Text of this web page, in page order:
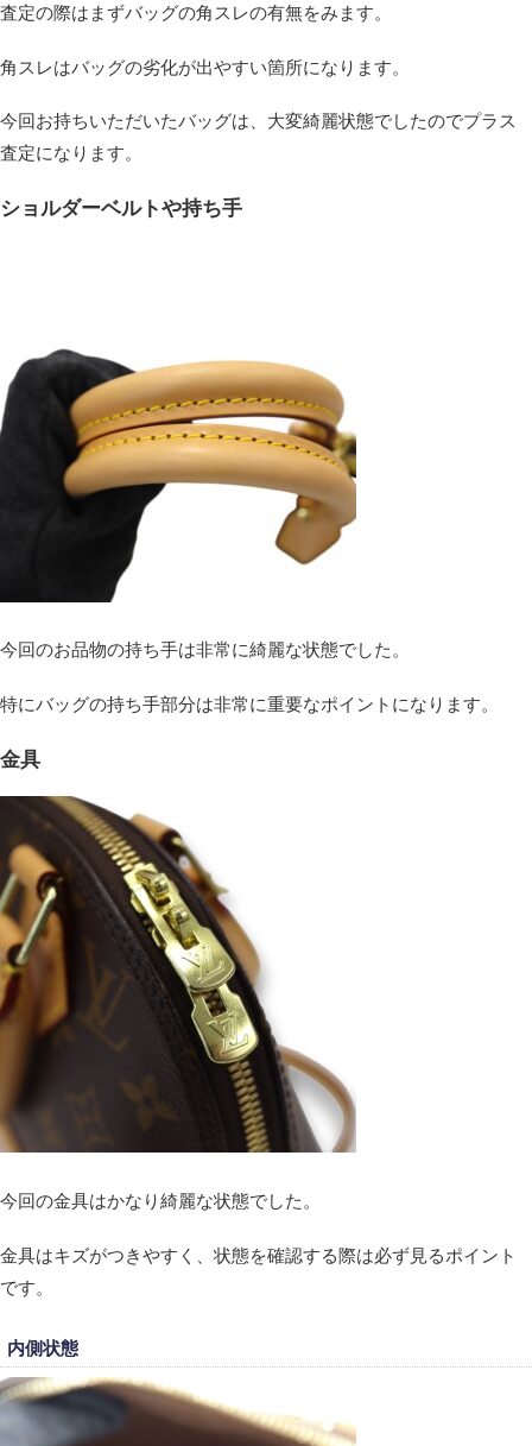
査定の際はまずバッグの角スレの有無をみます。
角スレはバッグの劣化が出やすい箇所になります。
今回お持ちいただいたバッグは、大変綺麗状態でしたのでプラス
査定になります。
ショルダーベルトや持ち手
今回のお品物の持ち手は非常に綺麗な状態でした。
特にバッグの持ち手部分は非常に重要なポイントになります。
金具
今回の金具はかなり綺麗な状態でした。
金具はキズがつきやすく、状態を確認する際は必ず見るポイント
です。
内側状態